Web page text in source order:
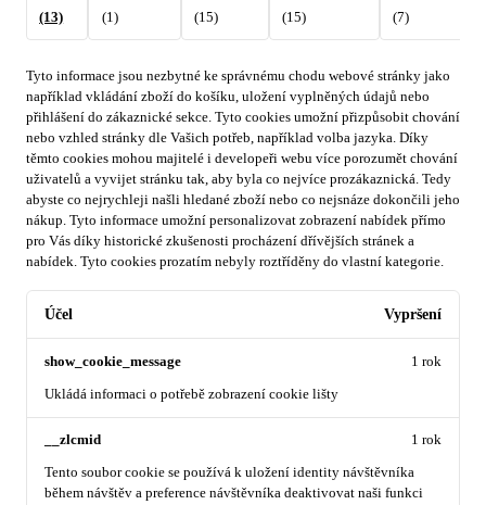
(13)
(1)
(15)
(15)
(7)
Tyto informace jsou nezbytné ke správnému chodu webové stránky jako
například vkládání zboží do košíku, uložení vyplněných údajů nebo
přihlášení do zákaznické sekce. Tyto cookies umožní přizpůsobit chování
nebo vzhled stránky dle Vašich potřeb, například volba jazyka. Díky
těmto cookies mohou majitelé i developeři webu více porozumět chování
uživatelů a vyvijet stránku tak, aby byla co nejvíce prozákaznická. Tedy
abyste co nejrychleji našli hledané zboží nebo co nejsnáze dokončili jeho
nákup. Tyto informace umožní personalizovat zobrazení nabídek přímo
pro Vás díky historické zkušenosti procházení dřívějších stránek a
nabídek. Tyto cookies prozatím nebyly roztříděny do vlastní kategorie.
Účel Vypršení
show_cookie_message
Ukládá informaci o potřebě zobrazení cookie lišty
1 rok
__zlcmid
Tento soubor cookie se používá k uložení identity návštěvníka
během návštěv a preference návštěvníka deaktivovat naši funkci
1 rok